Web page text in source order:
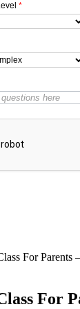
*
For Parents
For